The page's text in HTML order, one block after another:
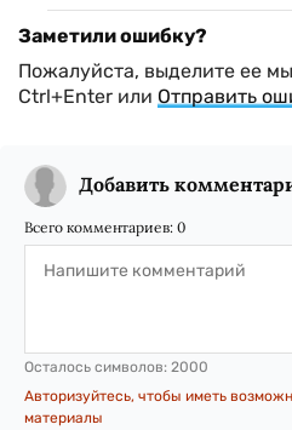
Заметили ошибку?
Пожалуйста, выделите ее
Ctrl+Enter или Отправить
Добавить
Всего комментариев: 0
Осталось символов: 2000
Авторизуйтесь, чтобы иметь
материалы